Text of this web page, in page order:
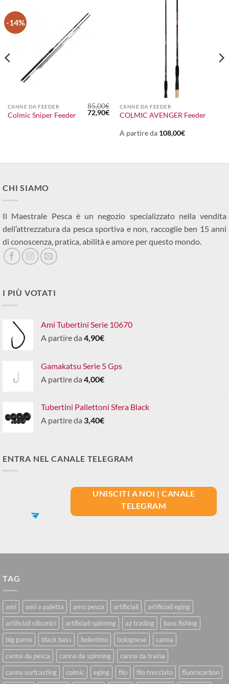
-14%
CANNE DA FEEDER
Colmic Sniper Feeder
85,00€
Il
prezzo
72,90€Il
prezzo
72,90€.
CANNE DA FEEDER
COLMIC AVENGER Feeder
A partire da 108,00€
CHI SIAMO
Il Maestrale Pesca è un negozio specializzato nella vendita
dell’attrezzatura da pesca sportiva e non, raccoglie ben 15 anni
di conoscenza, pratica, abilità e amore per questo mondo.
I PIÙ VOTATI
Ami Tubertini Serie 10670
A partire da 4,90€
Gamakatsu Serie 5 Gps
A partire da 4,00€
Tubertini Pallettoni Sfera Black
A partire da 3,40€
ENTRA NEL CANALE TELEGRAM
UNISCITI A NOI | CANALE
TELEGRAM
TAG
ami ami a paletta amo pesca artificiali
artificiali eging
artificiali siliconici
artificiali spinning az trading
bass fishing
big game
black bass bolentino bolognese
canna
canna da pesca
canna da spinning
canna da traina
canna surfcasting
colmic eging filo filo trecciato
fluorocarbon